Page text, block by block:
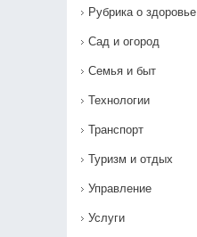
Рубрика о здоровье
Сад и огород
Семья и быт
Технологии
Транспорт
Туризм и отдых
Управление
Услуги